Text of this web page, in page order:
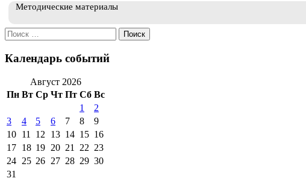
Методические материалы
Искать:
Календарь событий
Август 2026
Пн Вт Ср Чт Пт Сб Вс
1
2
3
4 5 6 7 8
9
10 11 12 13 14 15 16
17 18 19 20 21 22 23
24 25 26 27 28 29 30
31